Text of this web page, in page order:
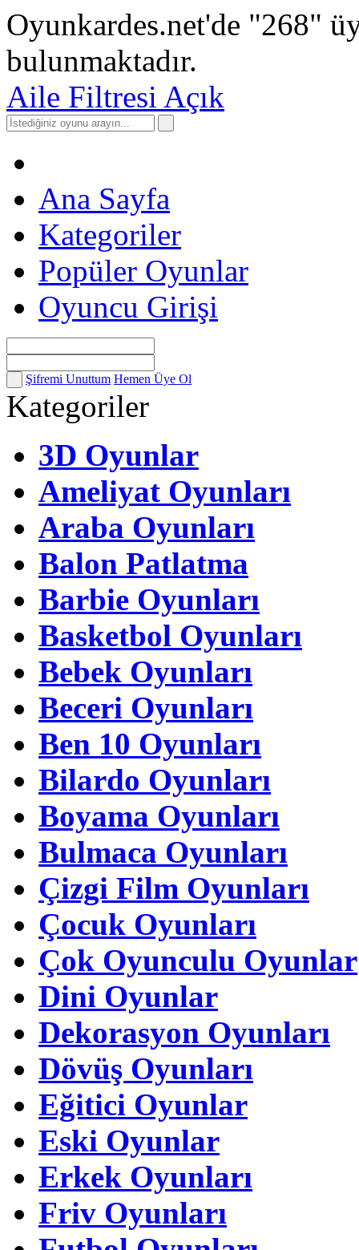
Oyunkardes.net'de "268"
bulunmaktadır.
Aile Filtresi Açık
Ana Sayfa
Kategoriler
Popüler Oyunlar
Oyuncu Girişi
Şifremi Unuttum Hemen Üye Ol
Kategoriler
3D Oyunlar
Ameliyat Oyunları
Araba Oyunları
Balon Patlatma
Barbie Oyunları
Basketbol Oyunları
Bebek Oyunları
Beceri Oyunları
Ben 10 Oyunları
Bilardo Oyunları
Boyama Oyunları
Bulmaca Oyunları
Çizgi Film Oyunları
Çocuk Oyunları
Çok Oyunculu Oyunlar
Dini Oyunlar
Dekorasyon Oyunları
Dövüş Oyunları
Eğitici Oyunlar
Eski Oyunlar
Erkek Oyunları
Friv Oyunları